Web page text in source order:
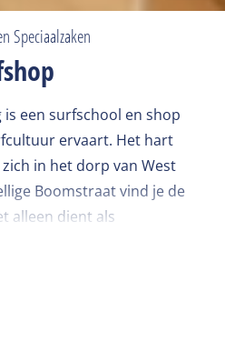
Speciaalzaken
een surfschool en shop
ervaart. Het hart
in het dorp van West
Boomstraat vind je de
alleen dient als
en SUP tours.